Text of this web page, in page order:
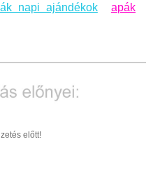
napi ajándékok
apák
előtt!